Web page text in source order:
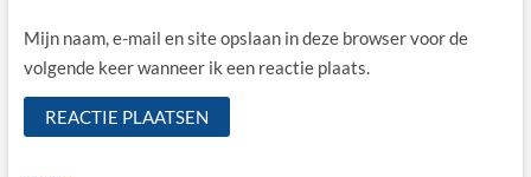
Mijn naam, e-mail en site opslaan in deze browser voor de
volgende keer wanneer ik een reactie plaats.